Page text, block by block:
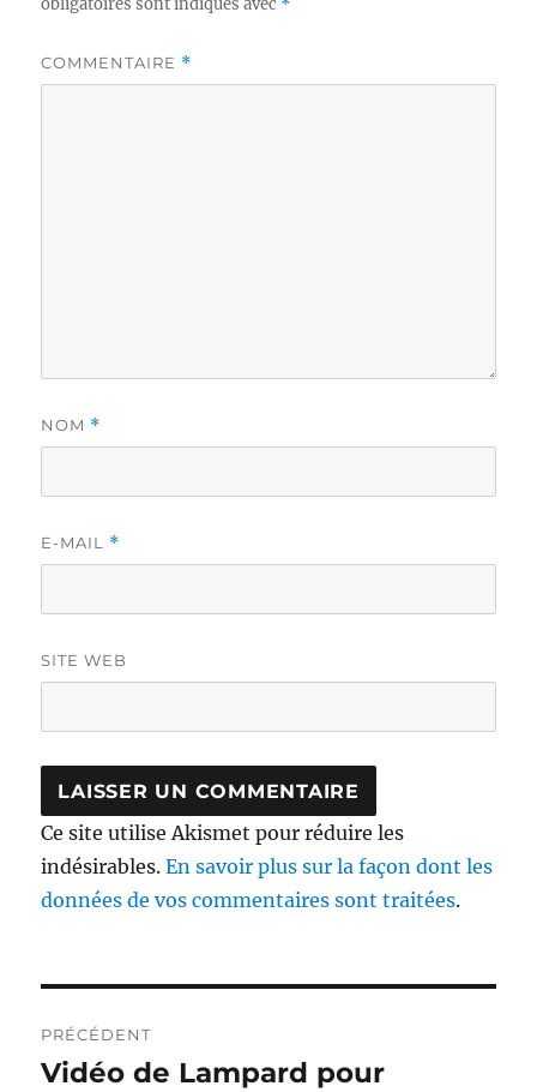
obligatoires sont indiqués avec *
COMMENTAIRE *
NOM *
E-MAIL *
SITE WEB
Ce site utilise Akismet pour réduire les
indésirables.En savoir plus sur la façon dont les
données de vos commentaires sont traitées.
de
PRÉCÉDENT
Publication
Vidéo de Lampard pour